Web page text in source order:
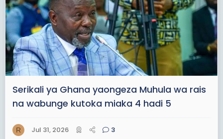
Serikali ya Ghana yaongeza Muhula wa rais
na wabunge kutoka miaka 4 hadi 5
R Jul 31, 2026 3